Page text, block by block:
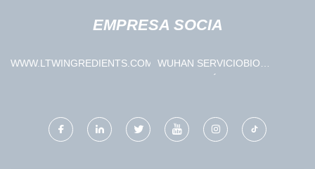
EMPRESA SOCIA
WWW.LTWINGREDIENTS.COM
WUHAN SERVICIOBIO